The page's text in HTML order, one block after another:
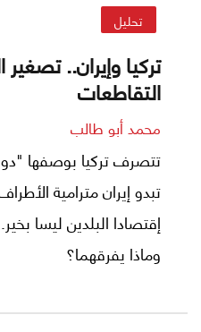
تحليل
تركيا وإيران.. تصغير
التقاطعات
محمد أبو طالب
تتصرف تركيا بوصفها
تبدو إيران مترامية
إقتصادا البلدين ليسا
وماذا يفرقهما؟